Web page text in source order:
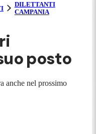
DILETTANTI
CAMPANIA
posto
anche nel prossimo